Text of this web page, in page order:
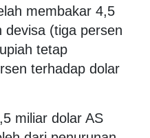
membakar 4,5
devisa (tiga persen
tetap
terhadap dolar
miliar dolar AS